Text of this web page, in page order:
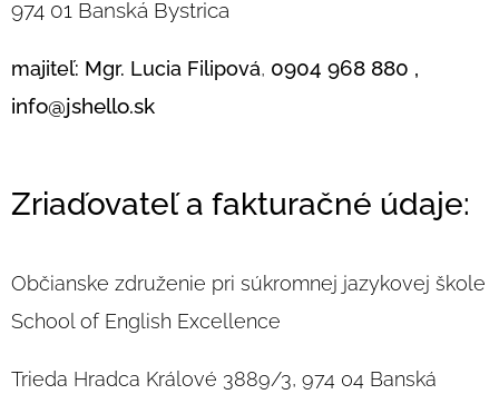
974 01 Banská Bystrica
majiteľ: Mgr. Lucia Filipová, 0904 968 880 ,
info@jshello.sk
Zriaďovateľ a fakturačné údaje:
Občianske združenie pri súkromnej jazykovej škole
School of English Excellence
Trieda Hradca Králové 3889/3, 974 04 Banská